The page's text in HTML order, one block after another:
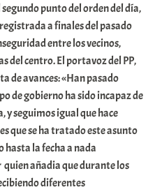
punto del orden del día,
a finales del pasado
entre los vecinos,
del centro. El portavoz del PP,
de avances: «Han pasado
de gobierno ha sido incapaz de
seguimos igual que hace
que se ha tratado este asunto
hasta la fecha a nada
añadia que durante los
diferentes